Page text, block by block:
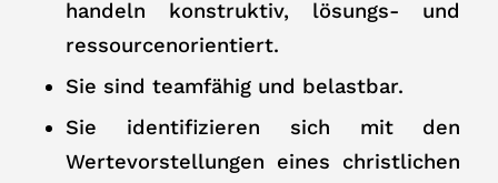
handeln konstruktiv, lösungs- und
ressourcenorientiert.
Sie sind teamfähig und belastbar.
Sie identifizieren sich mit den
Wertevorstellungen eines christlichen